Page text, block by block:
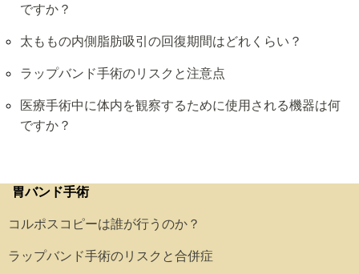
ですか？
太ももの内側脂肪吸引の回復期間はどれくらい？
ラップバンド手術のリスクと注意点
医療手術中に体内を観察するために使用される機器は何
ですか？
胃バンド手術
コルポスコピーは誰が行うのか？
ラップバンド手術のリスクと合併症